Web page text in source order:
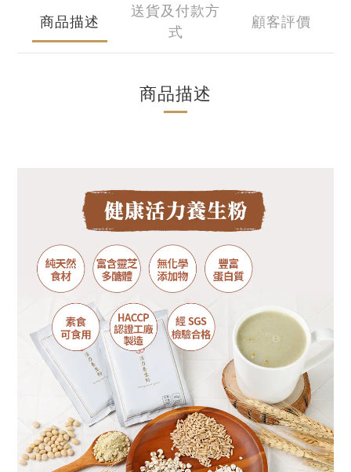
商品描述
送貨及付款方
式
顧客評價
商品描述